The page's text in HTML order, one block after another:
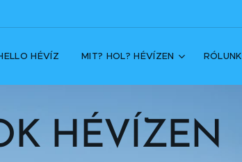
HÉVÍZ MIT? HOL? HÉVÍZEN RÓLUNK
HÉVÍZEN